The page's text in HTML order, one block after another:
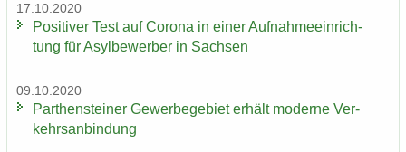
17.10.2020
Po­si­ti­ver Test auf Co­ro­na in einer Auf­nah­me­ein­rich­
tung für Asyl­be­wer­ber in Sach­sen
09.10.2020
Par­then­stei­ner Ge­wer­be­ge­biet er­hält mo­der­ne Ver­
kehrs­an­bin­dung